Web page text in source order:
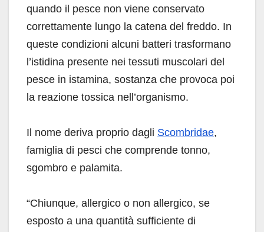
quando il pesce non viene conservato
correttamente lungo la catena del freddo. In
queste condizioni alcuni batteri trasformano
l’istidina presente nei tessuti muscolari del
pesce in istamina, sostanza che provoca poi
la reazione tossica nell’organismo.
Il nome deriva proprio dagli Scombridae,
famiglia di pesci che comprende tonno,
sgombro e palamita.
“Chiunque, allergico o non allergico, se
esposto a una quantità sufficiente di